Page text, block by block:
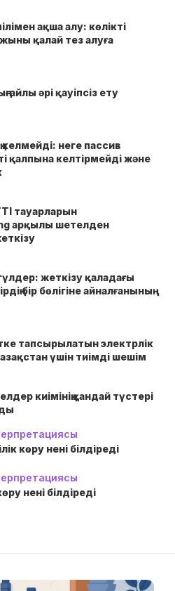
ақша алу: көлікті
қалай тез алуға
әрі қауіпсіз ету
келмейді: неге пассив
қалпына келтірмейді және
тауарларын
арқылы шетелден
жеткізу қаладағы
бір бөлігіне айналғанының
тапсырылатын электрлік
үшін тиімді шешім
киімінің қандай түстері
көру нені білдіреді
нені білдіреді